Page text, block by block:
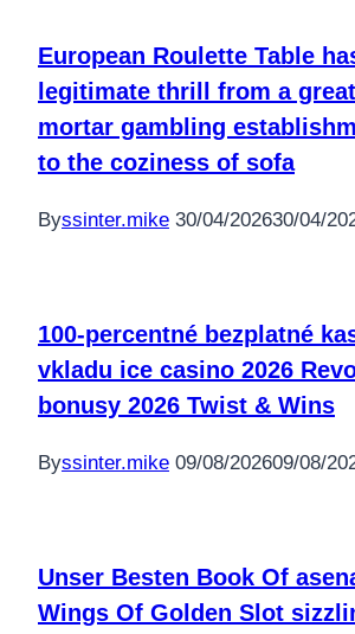
European Roulette Table
legitimate thrill from a
mortar gambling
to the coziness of sofa
Byssinter.mike 30/04/202630/04/
100-percentné bezplatné
vkladu ice casino 2026
bonusy 2026 Twist & Wins
Byssinter.mike 09/08/202609/08/
Unser Besten Book Of
Wings Of Golden Slot